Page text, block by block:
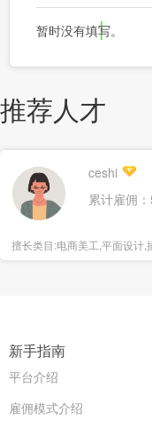
暂时没有填写。
推荐人才
ceshi
累计雇佣
擅长类目:电商美工,平面设计,
海报设计
新手指南
平台介绍
雇佣模式介绍